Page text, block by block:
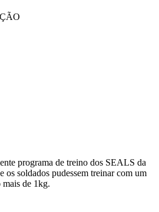
programa de treino dos SEALS da
os soldados pudessem treinar com um
de 1kg.